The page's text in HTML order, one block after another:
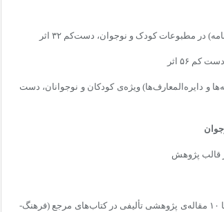
در مطبوعات کودک و نوجوان، دست‌کم ۳۲ اثر
۵۶ اثر
و دایره‌المعارف­‌ها) ویژه­‌ی کودکان و نوجوانان، دست
تألیف، ترجمه و نشر دست کم ۳۶ نقد یا ۸ مقاله‌ی نظری یا پژوهشی و یا ۱۰ مقاله‌ی پژوهشی تألیفی در کتاب­‌های مرجع (فرهنگ‌­